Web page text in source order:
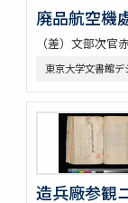
廃品航空機
（差）文部次
東京大学文書館デ
造兵廠参観